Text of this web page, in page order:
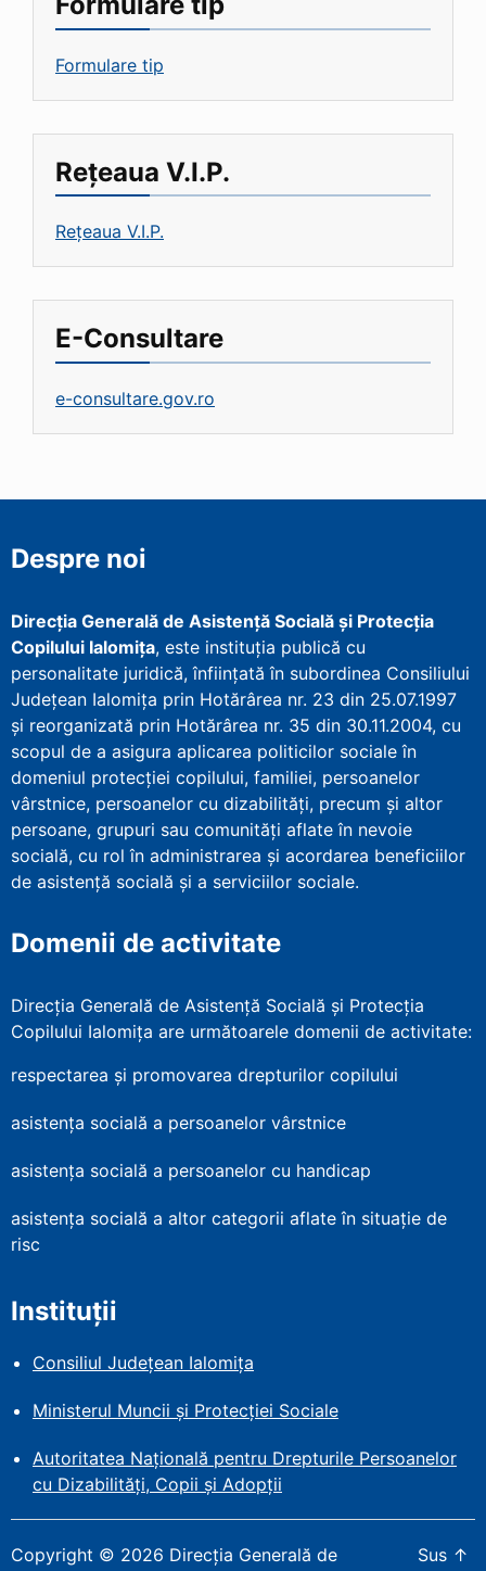
Formulare tip
Rețeaua V.I.P.
Rețeaua V.I.P.
E-Consultare
e-consultare.gov.ro
Despre noi
Direcţia Generală de Asistenţă Socială şi Protecţia
Copilului Ialomița, este instituţia publică cu
personalitate juridică, înfiinţată în subordinea Consiliului
Județean Ialomița prin Hotărârea nr. 23 din 25.07.1997
şi reorganizată prin Hotărârea nr. 35 din 30.11.2004, cu
scopul de a asigura aplicarea politicilor sociale în
domeniul protecţiei copilului, familiei, persoanelor
vârstnice, persoanelor cu dizabilităţi, precum şi altor
persoane, grupuri sau comunităţi aflate în nevoie
socială, cu rol în administrarea şi acordarea beneficiilor
de asistenţă socială şi a serviciilor sociale.
Domenii de activitate
Direcția Generală de Asistență Socială și Protecția
Copilului Ialomița are următoarele domenii de activitate:
respectarea și promovarea drepturilor copilului
asistența socială a persoanelor vârstnice
asistența socială a persoanelor cu handicap
asistența socială a altor categorii aflate în situație de
risc
Instituții
Consiliul Județean Ialomița
Ministerul Muncii și Protecției Sociale
Autoritatea Națională pentru Drepturile Persoanelor
cu Dizabilități, Copii și Adopții
Copyright © 2026 Direcția Generală de
Sus ↑